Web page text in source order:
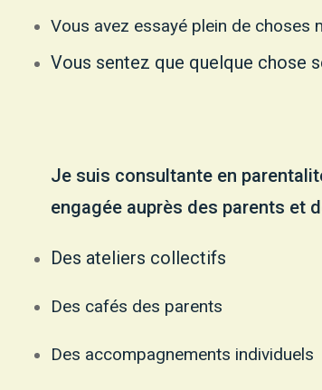
Vous avez essayé plein de choses
Vous sentez que quelque chose
Je suis consultante en
engagée auprès des parents et
Des ateliers collectifs
Des cafés des parents
Des accompagnements individuels